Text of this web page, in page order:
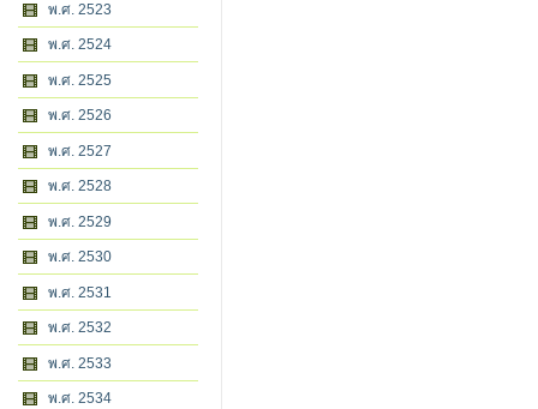
พ.ศ. 2523
พ.ศ. 2524
พ.ศ. 2525
พ.ศ. 2526
พ.ศ. 2527
พ.ศ. 2528
พ.ศ. 2529
พ.ศ. 2530
พ.ศ. 2531
พ.ศ. 2532
พ.ศ. 2533
พ.ศ. 2534